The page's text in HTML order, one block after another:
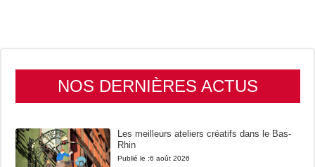
NOS DERNIÈRES ACTUS
Les meilleurs ateliers créatifs dans le Bas-
Rhin
Publié le :6 août 2026